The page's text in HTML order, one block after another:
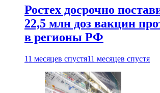
Ростех досрочно
22,5 млн доз вакцин
в регионы РФ
11 месяцев спустя11 месяцев спустя